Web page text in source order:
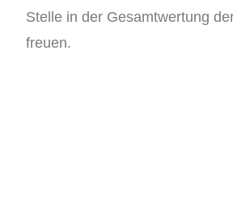
Stelle in der Gesamtwertung
freuen.